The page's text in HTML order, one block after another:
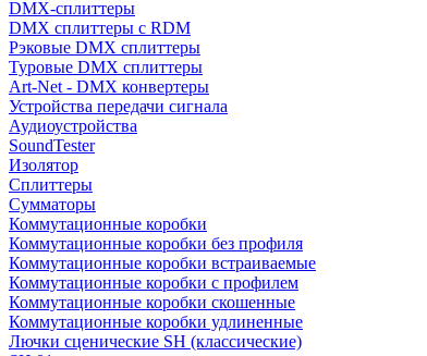
DMX-сплиттеры
DMX сплиттеры с RDM
Рэковые DMX сплиттеры
Туровые DMX сплиттеры
Art-Net - DMX конвертеры
Устройства передачи сигнала
Аудиоустройства
SoundTester
Изолятор
Сплиттеры
Сумматоры
Коммутационные коробки
Коммутационные коробки без профиля
Коммутационные коробки встраиваемые
Коммутационные коробки с профилем
Коммутационные коробки скошенные
Коммутационные коробки удлиненные
Лючки сценические SH (классические)